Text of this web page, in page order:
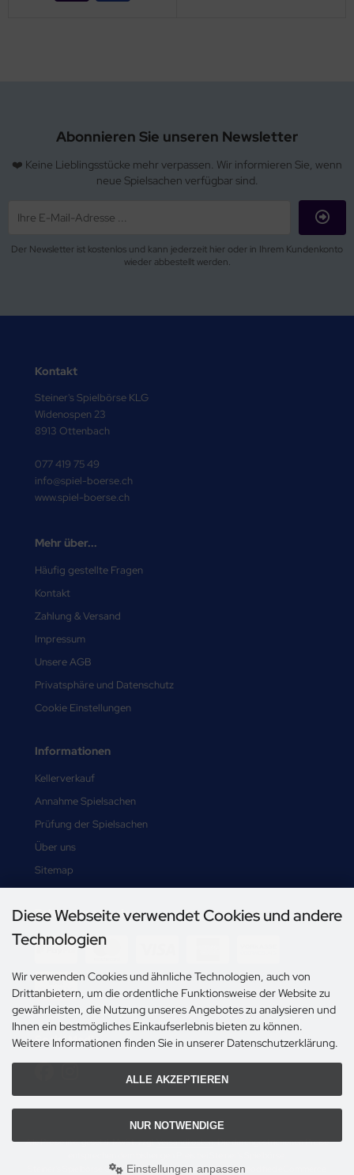
Abonnieren Sie unseren Newsletter
❤️ Keine Lieblingsstücke mehr verpassen. Wir informieren Sie, wenn
neue Spielsachen verfügbar sind.
Der Newsletter ist kostenlos und kann jederzeit hier oder in Ihrem Kundenkonto
wieder abbestellt werden.
Kontakt
Steiner's Spielbörse KLG
Widenospen 23
8913 Ottenbach
077 419 75 49
info@spiel-boerse.ch
www.spiel-boerse.ch
Mehr über...
Häufig gestellte Fragen
Kontakt
Zahlung & Versand
Impressum
Unsere AGB
Privatsphäre und Datenschutz
Cookie Einstellungen
Informationen
Kellerverkauf
Annahme Spielsachen
Prüfung der Spielsachen
Über uns
Sitemap
Zahlungsmethoden
Social Media
Alle Preise inkl. gesetzl. MwSt. zzgl.Versandkosten. Die durchgestrichenen Preise
Steiner's Spielbörse © 2026 | Template © 2009-2026 by modified eCommerce
Diese Webseite verwendet Cookies und andere
Technologien
Wir verwenden Cookies und ähnliche Technologien, auch von
Drittanbietern, um die ordentliche Funktionsweise der Website zu
gewährleisten, die Nutzung unseres Angebotes zu analysieren und
Ihnen ein bestmögliches Einkaufserlebnis bieten zu können.
Weitere Informationen finden Sie in unserer Datenschutzerklärung.
ALLE AKZEPTIEREN
NUR NOTWENDIGE
Einstellungen anpassen